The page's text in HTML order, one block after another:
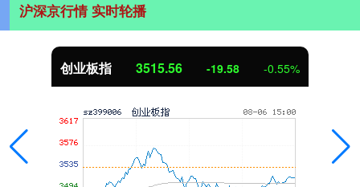
沪深京行情 实时轮播
创业板指 3515.56 -19.58 -0.55%